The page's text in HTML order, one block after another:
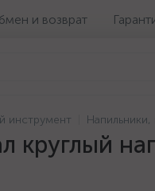
и возврат
инструмент
круглый